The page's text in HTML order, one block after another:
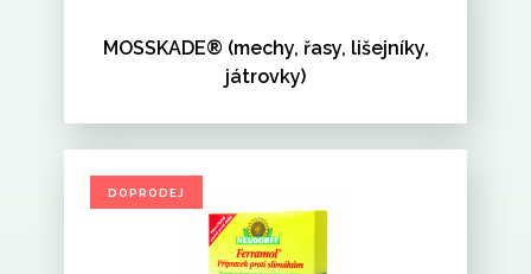
MOSSKADE® (mechy, řasy, lišejníky,
játrovky)
DOPRODEJ